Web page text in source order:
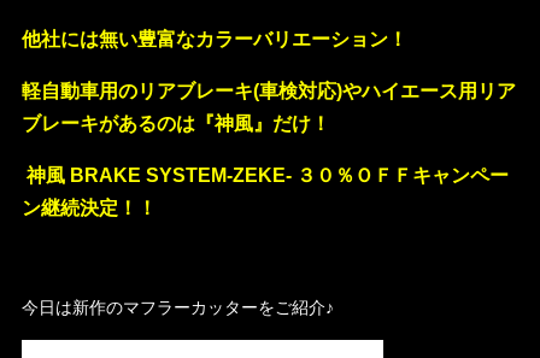
他社には無い豊富なカラーバリエーション！
軽自動車用のリアブレーキ(車検対応)やハイエース用リア
ブレーキがあるのは『神風』だけ！
神風 BRAKE SYSTEM-ZEKE- ３０％ＯＦＦキャンペー
ン継続決定！！
今日は新作のマフラーカッターをご紹介♪